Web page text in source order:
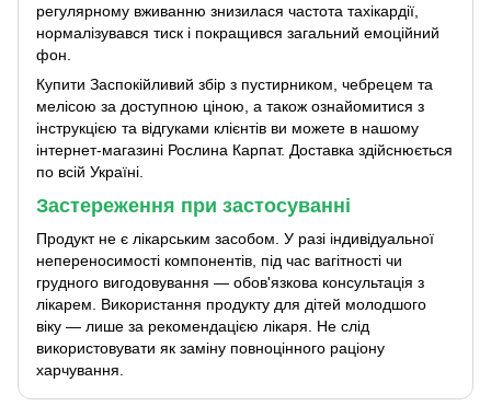
регулярному вживанню знизилася частота тахікардії,
нормалізувався тиск і покращився загальний емоційний
фон.
Купити Заспокійливий збір з пустирником, чебрецем та
мелісою за доступною ціною, а також ознайомитися з
інструкцією та відгуками клієнтів ви можете в нашому
інтернет-магазині Рослина Карпат. Доставка здійснюється
по всій Україні.
Застереження при застосуванні
Продукт не є лікарським засобом. У разі індивідуальної
непереносимості компонентів, під час вагітності чи
грудного вигодовування — обов'язкова консультація з
лікарем. Використання продукту для дітей молодшого
віку — лише за рекомендацією лікаря. Не слід
використовувати як заміну повноцінного раціону
харчування.